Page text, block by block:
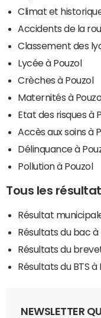
Climat et
Accidents de la
Classement des
Lycée à Pouzol
Crèches à Pouzol
Maternités à Pouzol
Etat des risques à
Accès aux soins à
Délinquance à
Pollution à Pouzol
Tous les
Résultat
Résultats du bac à
Résultats du
Résultats du BTS à
NEWSLETTER